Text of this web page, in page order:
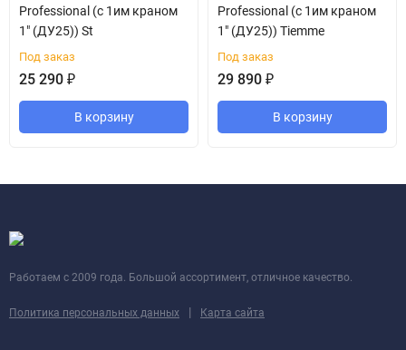
Professional (с 1им краном
1" (ДУ25)) St
Под заказ
25 290 ₽
В корзину
Professional (с 1им краном
1" (ДУ25)) Tiemme
Под заказ
29 890 ₽
В корзину
Работаем с 2009 года. Большой ассортимент, отличное качество.
Политика персональных данных | Карта сайта